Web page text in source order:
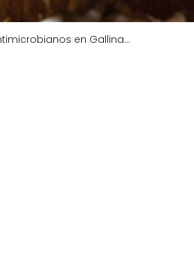
Reduciendo el uso de antimicrobianos en Gallinas de Postura